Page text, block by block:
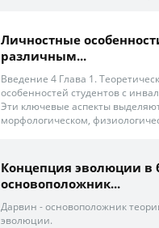
Личностные
различным...
Введение 4 Глава 1.
особенностей студентов с
Эти ключевые аспекты
морфологическом,
Концепция эволюции в
основоположник...
Дарвин - основоположник
эволюции.